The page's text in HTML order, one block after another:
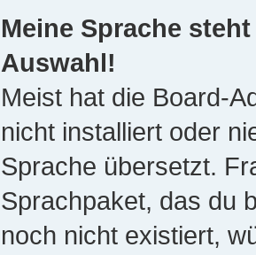
Meine Sprache
Auswahl!
Meist hat die Board-
nicht installiert oder
Sprache übersetzt.
Sprachpaket, das du
noch nicht existiert,